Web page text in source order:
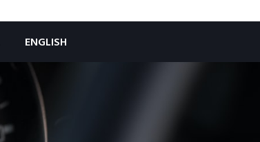
ENGLISH